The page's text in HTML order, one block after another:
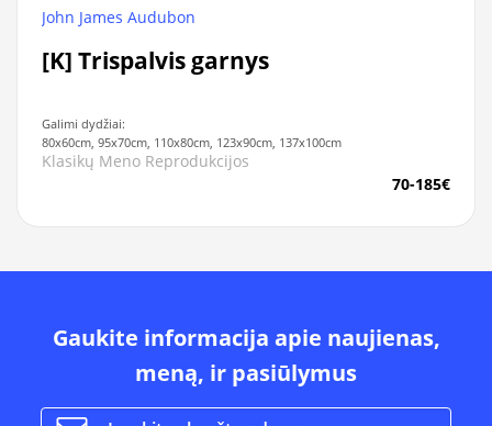
John James Audubon
[K] Trispalvis garnys
Galimi dydžiai:
80x60cm, 95x70cm, 110x80cm, 123x90cm, 137x100cm
Klasikų Meno Reprodukcijos
70-185€
Gaukite informacija apie naujienas,
meną, ir pasiūlymus